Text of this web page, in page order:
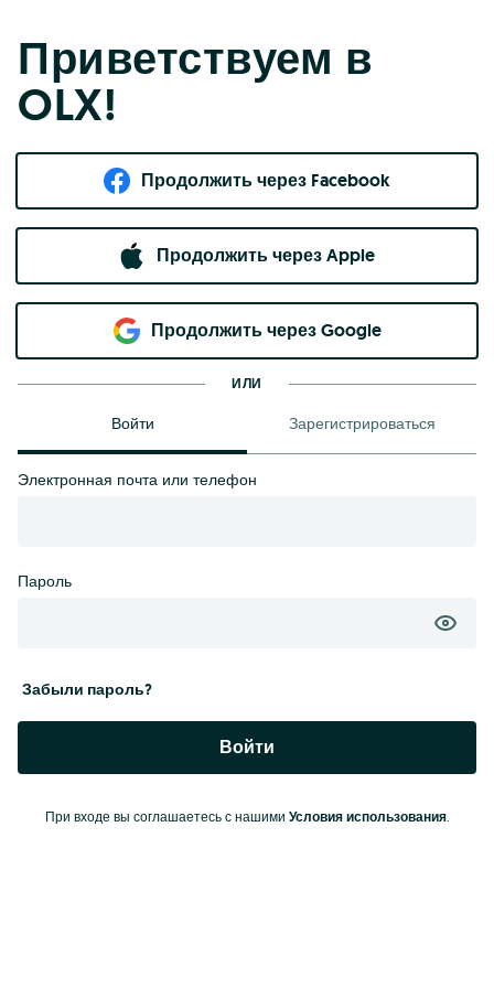
Приветствуем в
OLX!
Продолжить через Facebook
Продолжить через Apple
Продолжить через Google
ИЛИ
Войти Зарегистрироваться
Электронная почта или телефон
Пароль
Забыли пароль?
Войти
При входе вы соглашаетесь с нашими Условия использования.